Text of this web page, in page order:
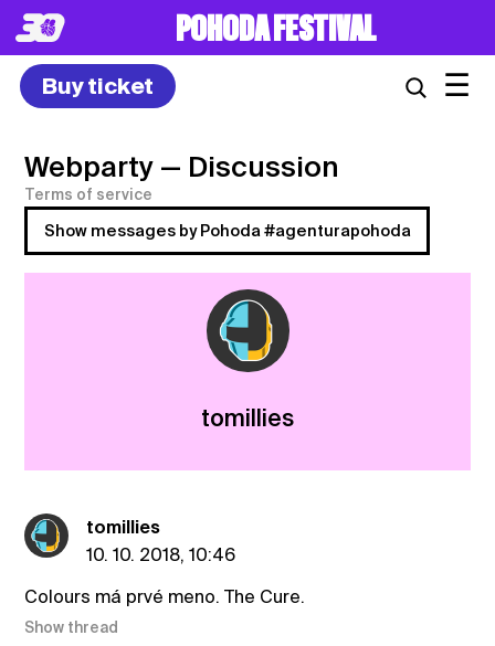
POHODA FESTIVAL
Buy ticket ☰
Webparty — Discussion
Terms of service
Show messages by Pohoda #agenturapohoda
tomillies
tomillies
10. 10. 2018, 10:46
Colours má prvé meno. The Cure.
Show thread